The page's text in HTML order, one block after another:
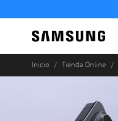
Inicio Tienda Online